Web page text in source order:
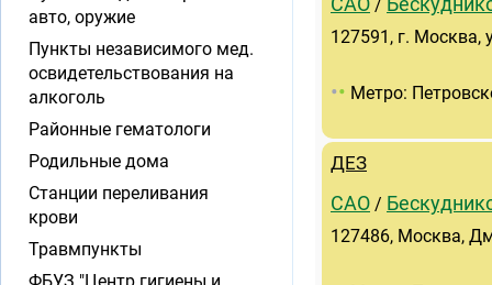
САО /
127591, г. Москва,
•• Метро:
ДЕЗ
САО /
127486, Москва,
авто, оружие
Пункты независимого мед.
освидетельствования на
алкоголь
Районные гематологи
Родильные дома
Станции переливания
крови
Травмпункты